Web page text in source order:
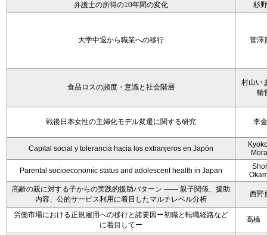
弁護士の所得の10年間の変化 杉
大学中退から職業への移行 菅澤
食品ロスの頻度・意識と社会階層
村山い
輪
戦後日本女性の主婦化モデル変遷に関する研究 李
Capital social y tolerancia hacia los extranjeros en Japón
Parental socioeconomic status and adolescent health in Japan
高齢の親に対する子からの実践的援助パターン ―― 親子関係、援助
内容、公的サービス利用に着目したマルチレベル分析
西野
労働市場における正規雇用への移行と諸要因ー初職と転職経路など
に着目してー
高橋